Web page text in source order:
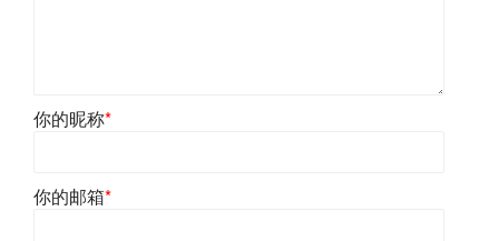
你的昵称*
你的邮箱*